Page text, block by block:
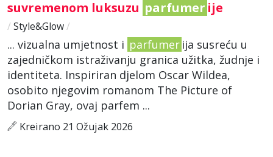
suvremenom luksuzu parfumer ije
/ Style&Glow/
... vizualna umjetnost i parfumer ija susreću u
zajedničkom istraživanju granica užitka, žudnje i
identiteta. Inspiriran djelom Oscar Wildea,
osobito njegovim romanom The Picture of
Dorian Gray, ovaj parfem ...
Kreirano 21 Ožujak 2026